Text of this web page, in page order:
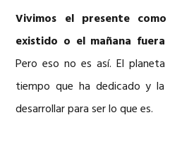
Vivimos el presente
existido o el mañana
Pero eso no es así. El
tiempo que ha dedicado y
desarrollar para ser lo que es.